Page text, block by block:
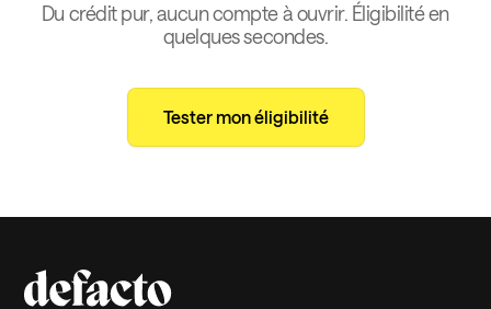
Du crédit pur, aucun compte à ouvrir. Éligibilité en
quelques secondes.
Tester mon éligibilité